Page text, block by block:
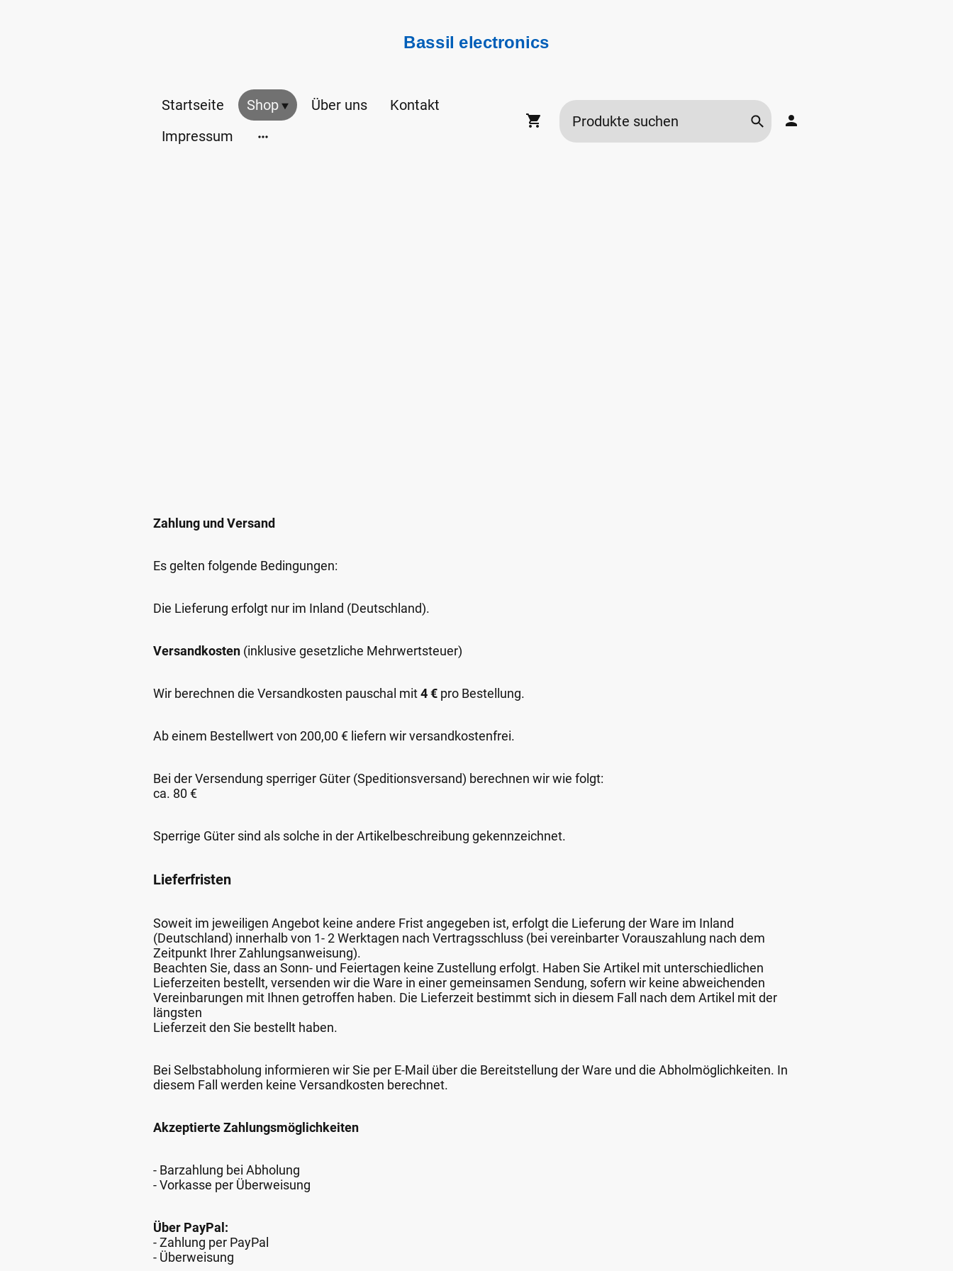
Bassil electronics
Startseite Shop Über uns
Kontakt
Impressum
Zahlung und Versand
Es gelten folgende Bedingungen:
Die Lieferung erfolgt nur im Inland (Deutschland).
Versandkosten (inklusive gesetzliche Mehrwertsteuer)
Wir berechnen die Versandkosten pauschal mit4 € pro Bestellung.
Ab einem Bestellwert von 200,00 € liefern wir versandkostenfrei.
Bei der Versendung sperriger Güter (Speditionsversand) berechnen wir wie folgt:
ca. 80 €
Sperrige Güter sind als solche in der Artikelbeschreibung gekennzeichnet.
Lieferfristen
Soweit im jeweiligen Angebot keine andere Frist angegeben ist, erfolgt die Lieferung der Ware im Inland
(Deutschland) innerhalb von 1- 2 Werktagen nach Vertragsschluss (bei vereinbarter Vorauszahlung nach dem
Zeitpunkt Ihrer Zahlungsanweisung).
Beachten Sie, dass an Sonn- und Feiertagen keine Zustellung erfolgt. Haben Sie Artikel mit unterschiedlichen
Lieferzeiten bestellt, versenden wir die Ware in einer gemeinsamen Sendung, sofern wir keine abweichenden
Vereinbarungen mit Ihnen getroffen haben. Die Lieferzeit bestimmt sich in diesem Fall nach dem Artikel mit der
längsten
Lieferzeit den Sie bestellt haben.
Bei Selbstabholung informieren wir Sie per E-Mail über die Bereitstellung der Ware und die Abholmöglichkeiten. In
diesem Fall werden keine Versandkosten berechnet.
Akzeptierte Zahlungsmöglichkeiten
- Barzahlung bei Abholung
- Vorkasse per Überweisung
Über PayPal:
- Zahlung per PayPal
- Überweisung